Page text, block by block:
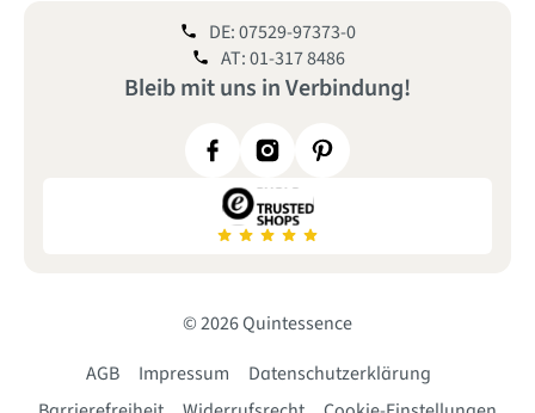
Bleib mit uns inVerbindung!
DE: 07529-97373-0
AT: 01-317 8486
© 2026 Quintessence
AGB
Impressum
Datenschutzerklärung